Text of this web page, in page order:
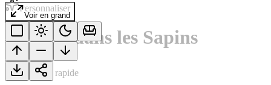
Voir en grand
Personnaliser
Le Cerf dans les Sapins
Notation rapide